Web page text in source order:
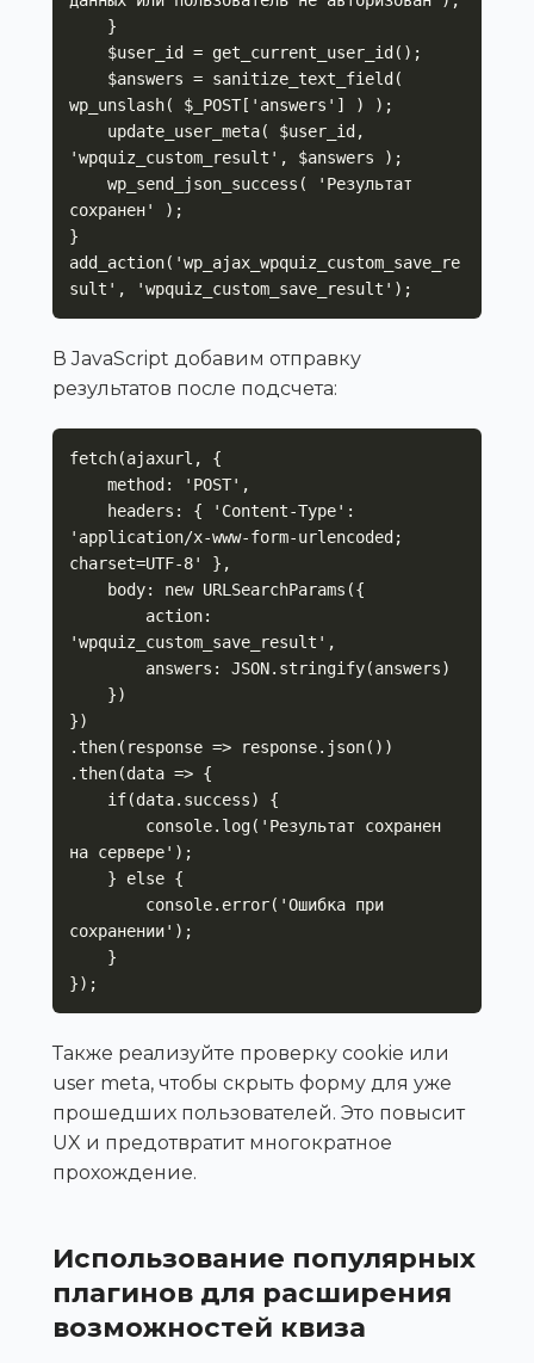
wp_unslash( $_POST['answers'] ) );
'wpquiz_custom_result', $answers );
сохранен' );
}
add_action('wp_ajax_wpquiz_custom_save_re
sult', 'wpquiz_custom_save_result');
В JavaScript добавим отправку
результатов после подсчета:
fetch(ajaxurl, {
'application/x-www-form-urlencoded;
charset=UTF-8' },
'wpquiz_custom_save_result',
})
.then(response => response.json())
.then(data => {
на сервере');
сохранении');
});
Также реализуйте проверку cookie или
user meta, чтобы скрыть форму для уже
прошедших пользователей. Это повысит
UX и предотвратит многократное
прохождение.
Использование популярных
плагинов для расширения
возможностей квиза